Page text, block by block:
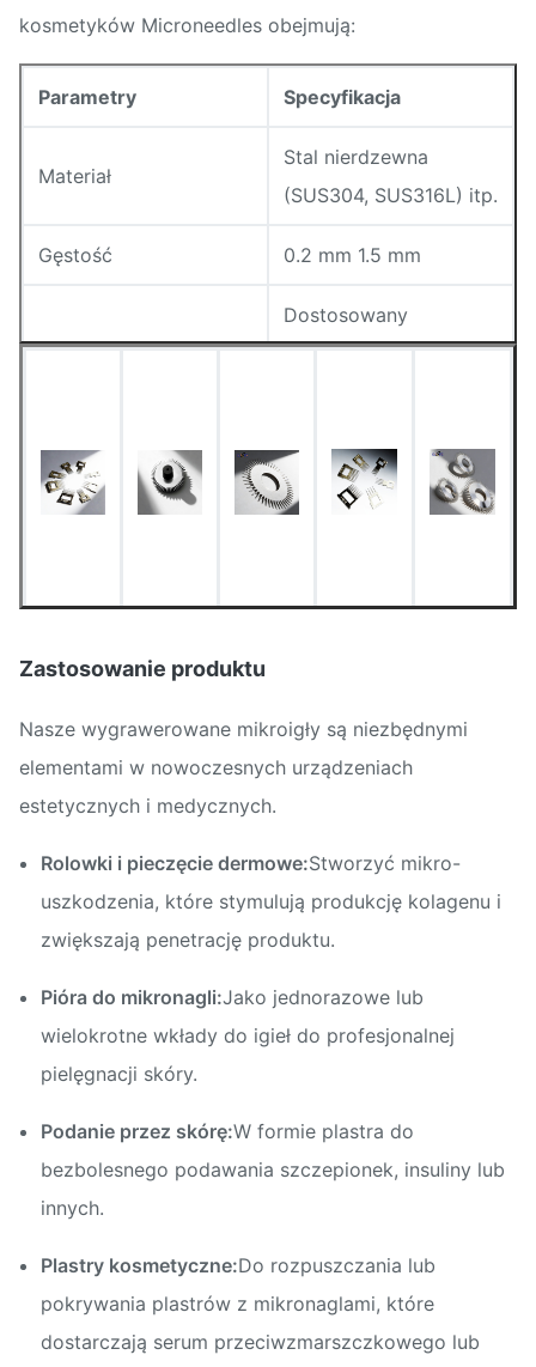
kosmetyków Microneedles obejmują:
Parametry Specyfikacja
Materiał
Stal nierdzewna
(SUS304, SUS316L) itp.
Gęstość 0.2 mm 1.5 mm
Wysokość igły
Dostosowany
(zaprojektowany za
Średnica końcówki igły < 0,01 mm (Ultra ostre)
Minimalna szerokość
Tolerancja wymiarowa ± 0,01 mm
Warunki powierzchni
Zastosowanie produktu
Nasze wygrawerowane mikroigły są niezbędnymi
elementami w nowoczesnych urządzeniach
estetycznych i medycznych.
Rolowki i pieczęcie dermowe:Stworzyć mikro-
uszkodzenia, które stymulują produkcję kolagenu i
zwiększają penetrację produktu.
Pióra do mikronagli:Jako jednorazowe lub
wielokrotne wkłady do igieł do profesjonalnej
pielęgnacji skóry.
Podanie przez skórę:W formie plastra do
bezbolesnego podawania szczepionek, insuliny lub
innych.
Plastry kosmetyczne:Do rozpuszczania lub
pokrywania plastrów z mikronaglami, które
dostarczają serum przeciwzmarszczkowego lub